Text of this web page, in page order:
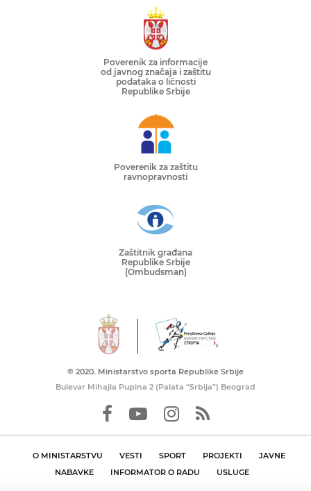
Poverenik za informacije
od javnog značaja i zaštitu
podataka o ličnosti
Republike Srbije
Poverenik za zaštitu
ravnopravnosti
Zaštitnik građana
Republike Srbije
(Ombudsman)
© 2020. Ministarstvo sporta Republike Srbije
Bulevar Mihajla Pupina 2 (Palata “Srbija”) Beograd
O MINISTARSTVU VESTI SPORT PROJEKTI
JAVNE
NABAVKE
INFORMATOR O RADU USLUGE